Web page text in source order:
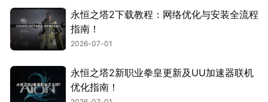
永恒之塔2下载教程：网络优化与安装全流程
指南！
2026-07-01
永恒之塔2新职业拳皇更新及UU加速器联机
优化指南！